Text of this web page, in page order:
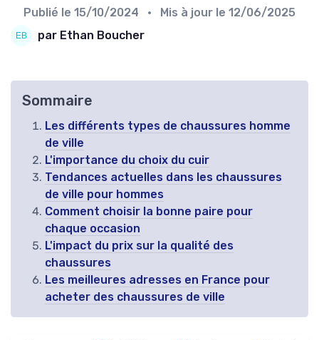
Publié le 15/10/2024 • Mis à jour le 12/06/2025
par Ethan Boucher
Sommaire
Les différents types de chaussures homme
de ville
L'importance du choix du cuir
Tendances actuelles dans les chaussures
de ville pour hommes
Comment choisir la bonne paire pour
chaque occasion
L'impact du prix sur la qualité des
chaussures
Les meilleures adresses en France pour
acheter des chaussures de ville